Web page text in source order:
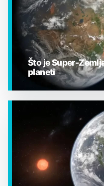
EGZOPLANETI
Što je Super-
planeti